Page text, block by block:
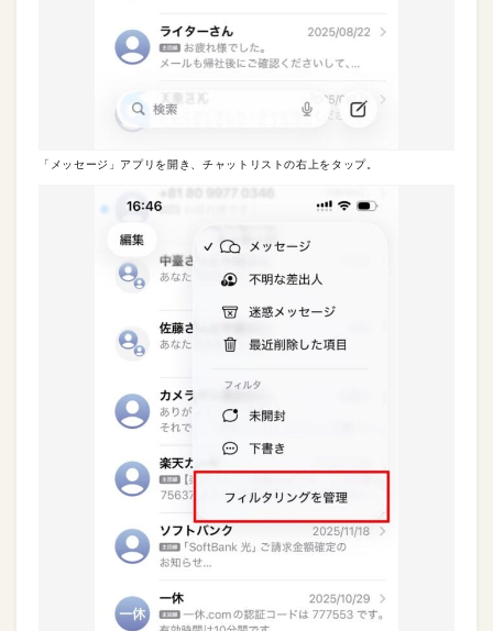
「メッセージ」アプリを開き、チャットリストの右上をタップ。